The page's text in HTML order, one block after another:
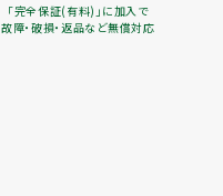
「完全保証(有料)」に加入で
故障・破損・返品など無償対応